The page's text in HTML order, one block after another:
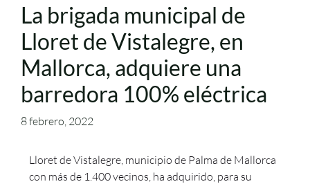
La brigada municipal de
Lloret de Vistalegre, en
Mallorca, adquiere una
barredora 100% eléctrica
8 febrero, 2022
Lloret de Vistalegre, municipio de Palma de Mallorca
con más de 1.400 vecinos, ha adquirido, para su